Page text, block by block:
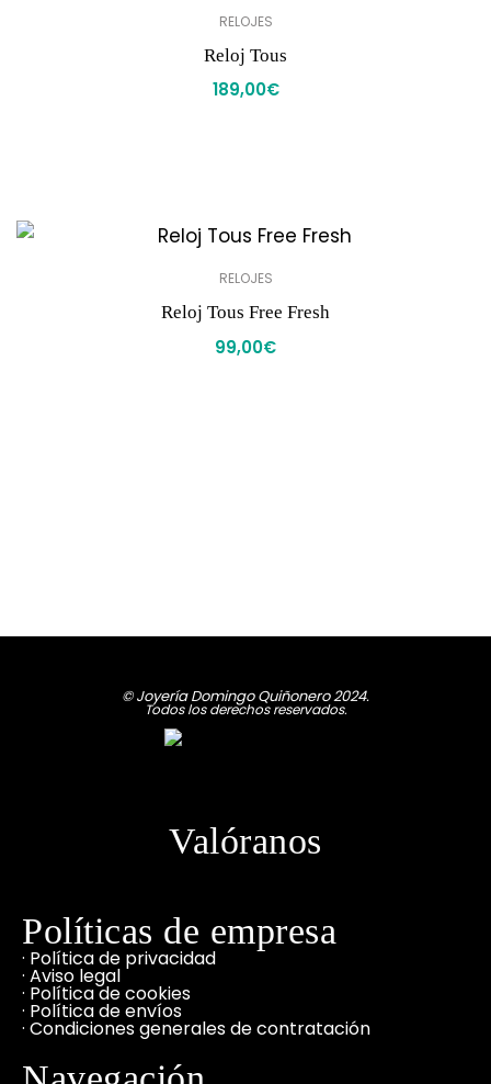
RELOJES
Reloj Tous
189,00€
RELOJES
Reloj Tous Free Fresh
99,00€
© Joyería Domingo Quiñonero 2024.
Todos los derechos reservados.
Valóranos
Políticas de empresa
· Política de privacidad
· Aviso legal
· Política de cookies
· Política de envíos
· Condiciones generales de contratación